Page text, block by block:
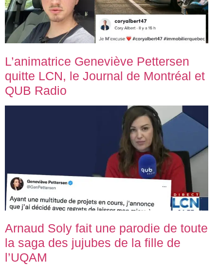
L’animatrice Geneviève Pettersen
quitte LCN, le Journal de Montréal et
QUB Radio
Arnaud Soly fait une parodie de toute
la saga des jujubes de la fille de
l’UQAM